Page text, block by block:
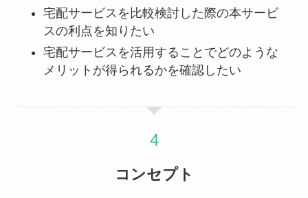
宅配サービスを比較検討した際の本サービ
スの利点を知りたい
宅配サービスを活用することでどのような
メリットが得られるかを確認したい
コンセプト